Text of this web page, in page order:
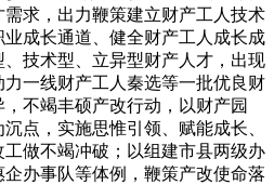
求，出力鞭策建立财产工人技术
成长通道、健全财产工人成长成
技术型、立异型财产人才，出现
一线财产工人秦选等一批优良财
不竭丰硕产改行动，以财产园
点，实施思惟引领、赋能成长、
做不竭冲破；以组建市县两级办
办事队等体例，鞭策产改使命落